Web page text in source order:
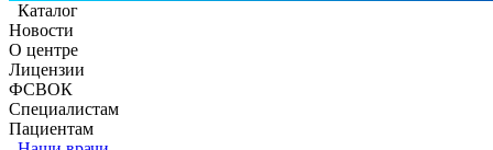
Каталог
Новости
О центре
Лицензии
ФСВОК
Специалистам
Пациентам